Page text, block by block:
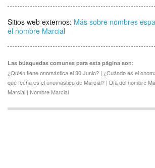
Sitios web externos: Más sobre nombres
el nombre Marcial
Las búsquedas comunes para esta página son:
¿Quién tiene onomástica el 30 Junio? | ¿Cuándo es el
qué fecha es el onomástico de Marcial? | Día del nombre
Marcial | Nombre Marcial